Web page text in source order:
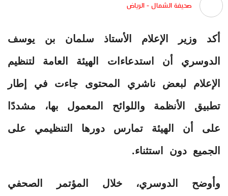
صحيفة الشمال - الرياض
أكد وزير الإعلام الأستاذ سلمان بن يوسف
الدوسري أن استدعاءات الهيئة العامة لتنظيم
الإعلام لبعض ناشري المحتوى جاءت في إطار
تطبيق الأنظمة واللوائح المعمول بها، مشددًا
على أن الهيئة تمارس دورها التنظيمي على
الجميع دون استثناء.
وأوضح الدوسري، خلال المؤتمر الصحفي